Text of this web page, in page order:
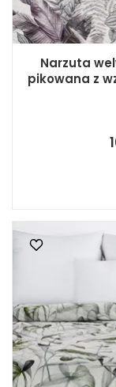
Narzuta
pikowana z